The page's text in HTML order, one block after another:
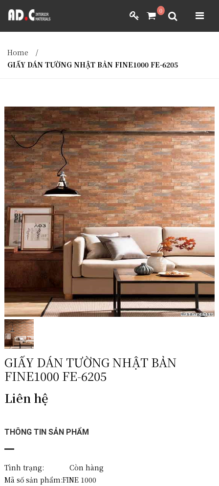
0
DÀNH CHO ĐẠI LÝ
YÊU CẦU BÁO GIÁ
ADC INTERIOR
GIẤY DÁN TƯỜNG NHẬT BẢN
DÀNH CHO ĐẠI LÝ
YÊU CẦU BÁO GIÁ
Home
/
GIẤY DÁN TƯỜNG NHẬT BẢN FINE1000 FE-6205
GIẤY DÁN TƯỜNG NHẬT BẢN
FINE1000 FE-6205
Liên hệ
THÔNG TIN SẢN PHẨM
Tình trạng: Còn hàng
Mã số sản phẩm:FINE 1000